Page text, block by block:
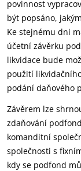
povinnost
být popsáno,
Ke stejnému dni
účetní závěrku
likvidace bude
použití
podání daňového
Závěrem lze
zdaňování
komanditní
společnosti s
kdy se podfond